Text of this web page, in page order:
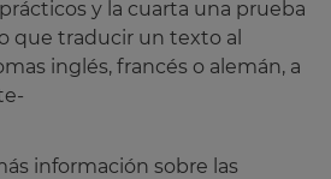
y la cuarta una prueba
que traducir un texto al
inglés, francés o alemán, a
información sobre las